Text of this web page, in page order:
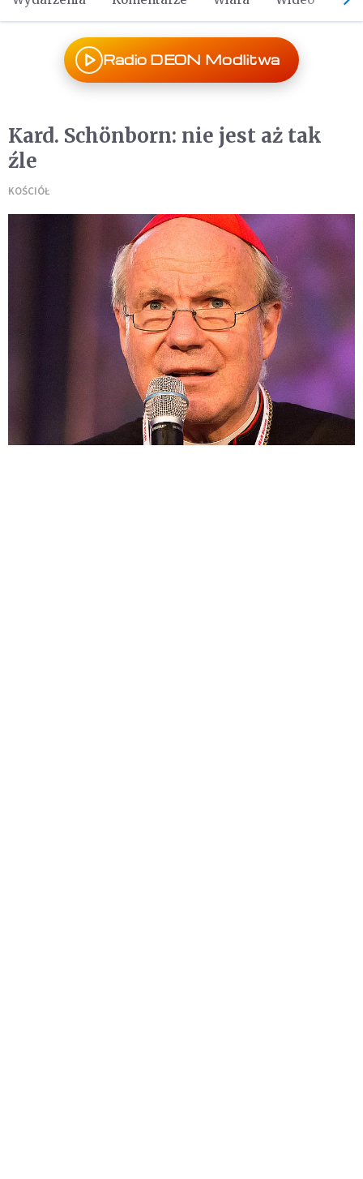
Radio DEON Modlitwa
Kard. Schönborn: nie jest aż tak
źle
KOŚCIÓŁ